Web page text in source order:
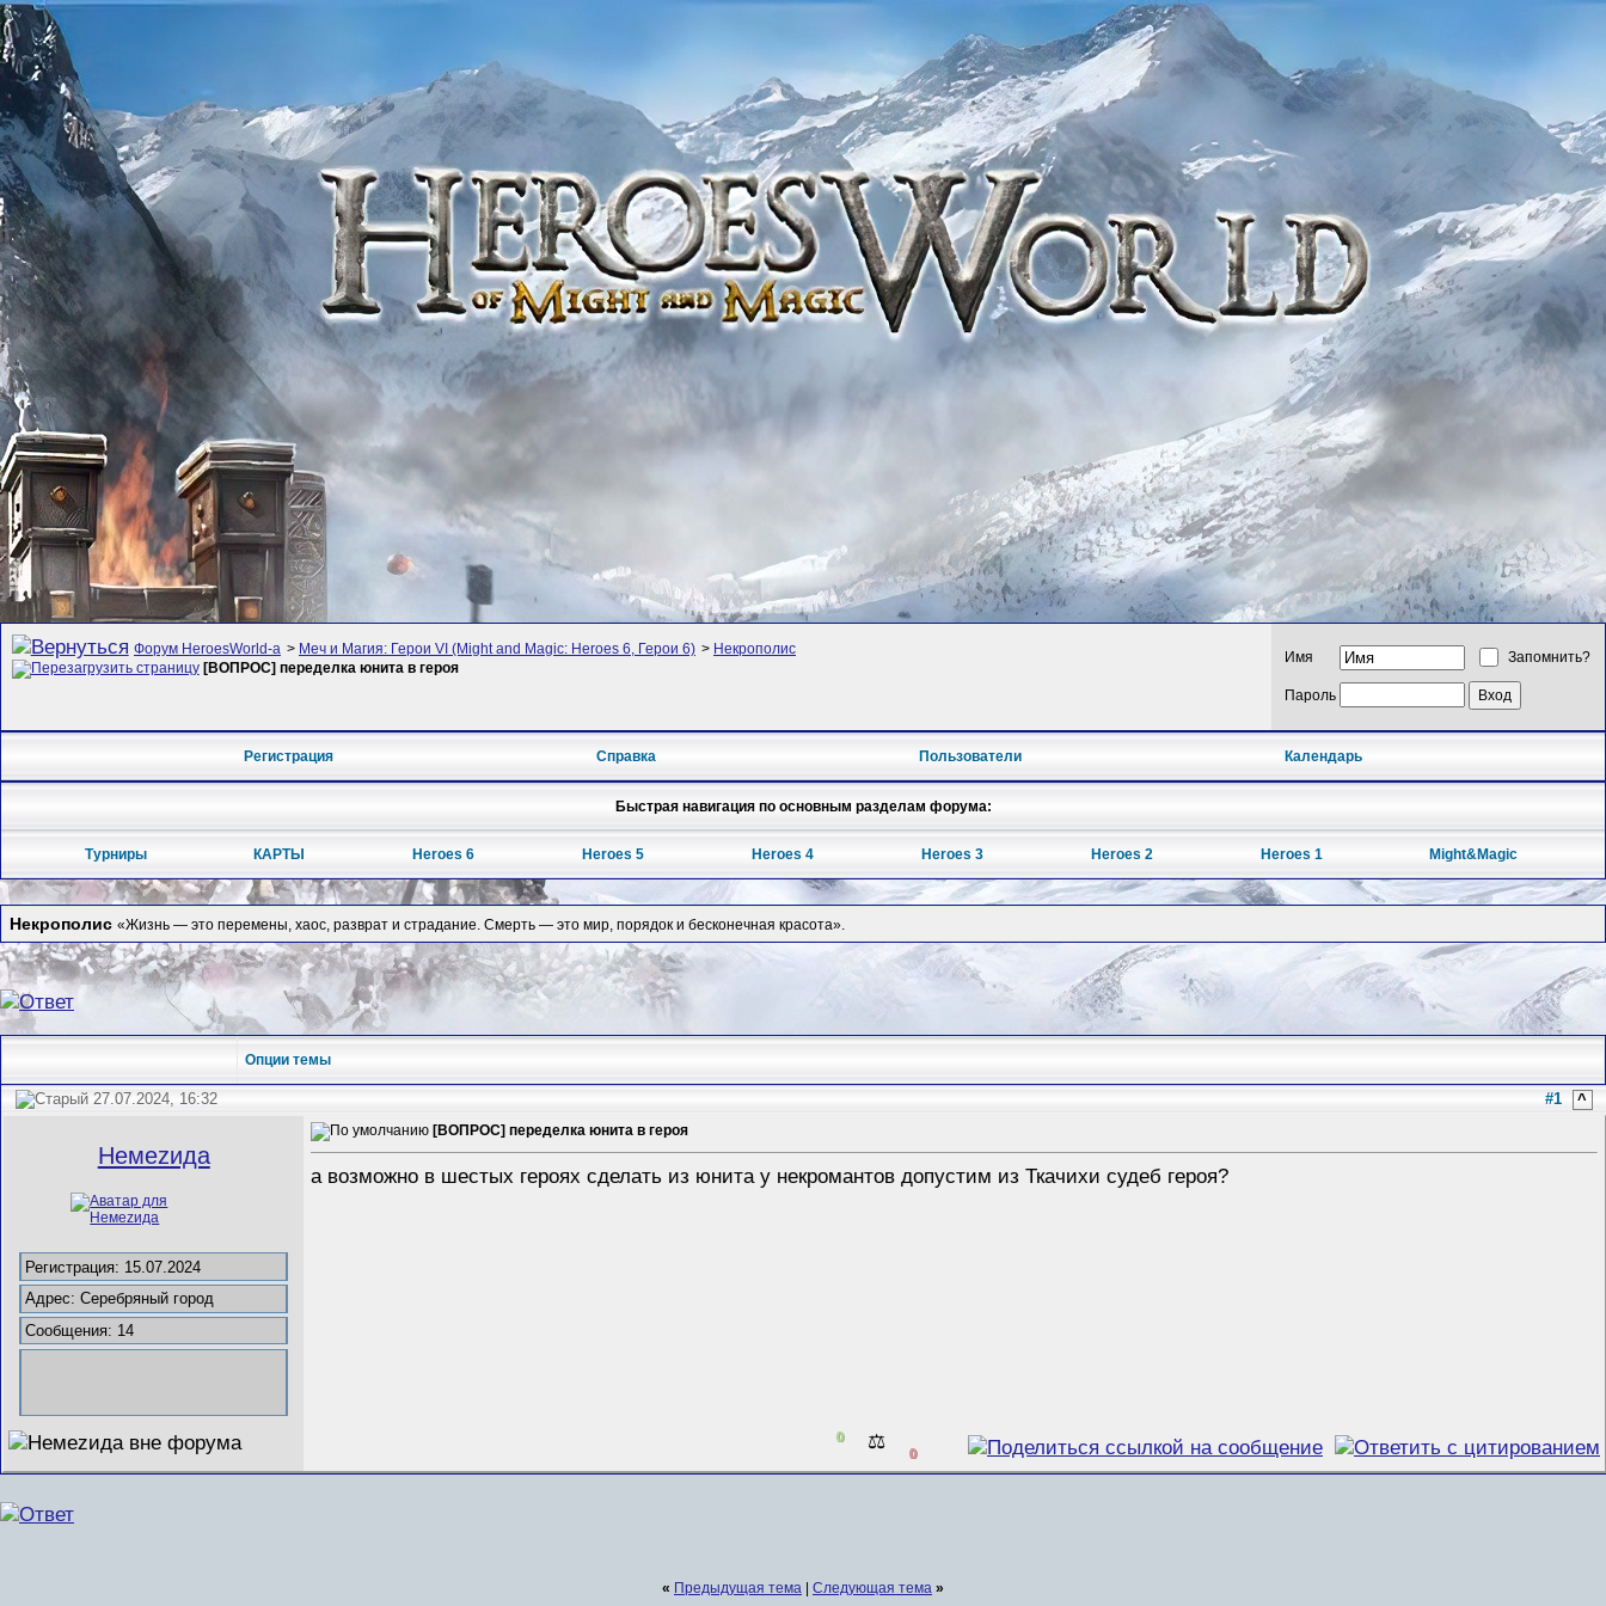
Форум HeroesWorld-а > Меч и Магия: Герои VI (Might and Magic: Heroes 6, Герои 6) > Некрополис
[ВОПРОС] переделка юнита в героя
Имя Запомнить?
Пароль
Регистрация Справка Пользователи Календарь
Быстрая навигация по основным разделам форума:
Турниры КАРТЫ Heroes 6 Heroes 5 Heroes 4 Heroes 3 Heroes 2 Heroes 1 Might&Magic
Некрополис «Жизнь — это перемены, хаос, разврат и страдание. Смерть — это мир, порядок и бесконечная красота».
Опции темы
27.07.2024, 16:32 #1 ^
Немеzида
Регистрация: 15.07.2024
Адрес: Серебряный город
Сообщения: 14
[ВОПРОС] переделка юнита в героя
а возможно в шестых героях сделать из юнита у некромантов допустим из Ткачихи судеб героя?
0 ⚖️ 0
« Предыдущая тема | Следующая тема »